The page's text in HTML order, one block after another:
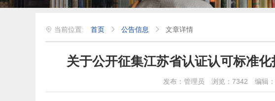
首页 公告信息 文章详情
关于公开征集江苏省认证认可标准
发布：管理员 浏览：7342 编辑